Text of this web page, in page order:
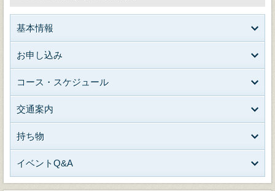
基本情報
お申し込み
コース・スケジュール
交通案内
持ち物
イベントQ&A